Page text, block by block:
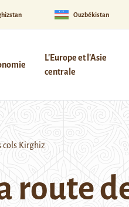
Ouzbékistan
L'Europe et l'Asie
centrale
cols Kirghiz
route